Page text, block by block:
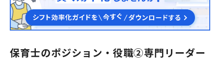
保育士のポジション・役職②専門リーダー